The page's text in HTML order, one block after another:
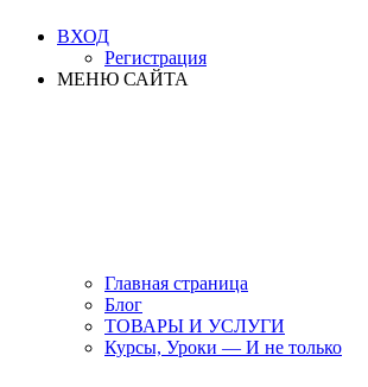
ВХОД
Регистрация
МЕНЮ САЙТА
Главная страница
Блог
ТОВАРЫ И УСЛУГИ
Курсы, Уроки — И не только